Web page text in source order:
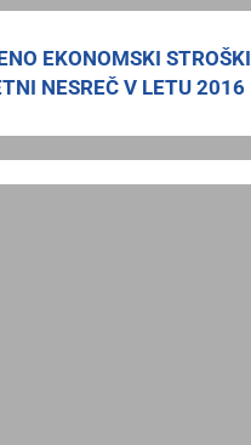
EKONOMSKI STROŠKI
NESREČ V LETU 2016